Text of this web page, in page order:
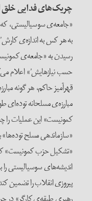
چریک‌های فدایی خلق
«جامعه‌ی سوسیالیستی، که
به هر کس به اندازه‌ی
رسیدن به «جامعه‌ی
حسب نیازهایش’» اعلام
قهرآمیز حاکم، هر گونه
مبارزه‌ی مسلحانه توده‌ای
کمونیست» این عملیات را
«سازماندهی مسلح
«تشکیل حزب کمونیست» که
اندیشه‌های سوسیالیستی را
پیروزی انقلاب را تضمین